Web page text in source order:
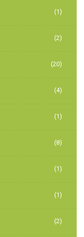
(1)
(2)
(20)
(4)
(1)
(8)
(1)
(1)
(2)